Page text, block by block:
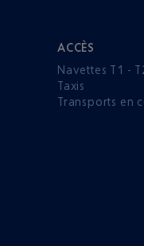
ACCÈS
Navettes T1 -
Taxis
Transports en